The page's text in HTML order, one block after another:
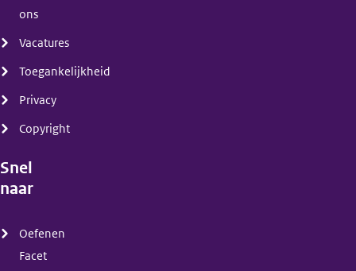
ons
Vacatures
Toegankelijkheid
Privacy
Copyright
Snel
naar
Oefenen
Facet